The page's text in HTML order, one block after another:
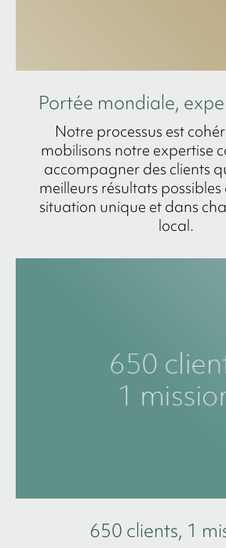
Portée mondiale,
Notre processus est
mobilisons notre expertise
accompagner des clients
meilleurs résultats
situation unique et dans
local.
650 clients, 1